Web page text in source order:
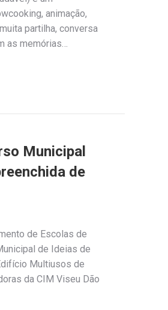
animação,
partilha, conversa
as memórias…
Municipal
de
de Escolas de
de Ideias de
Multiusos de
da CIM Viseu Dão